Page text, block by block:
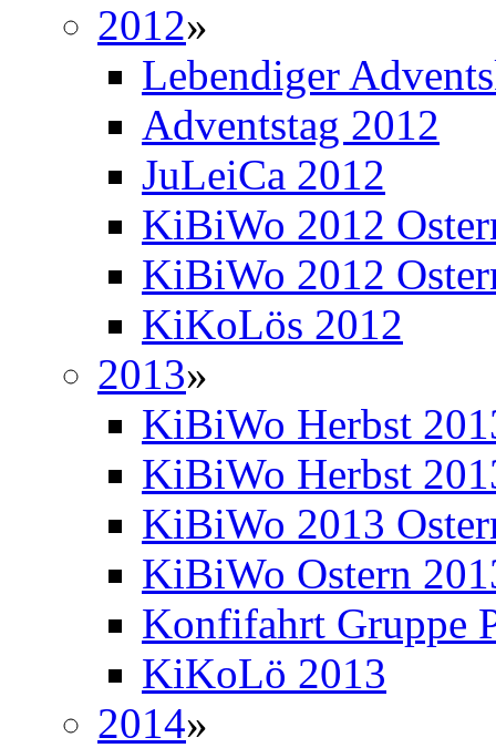
2012»
Lebendiger
Adventstag 2012
JuLeiCa 2012
KiBiWo 2012
KiBiWo 2012
KiKoLös 2012
2013»
KiBiWo Herbst
KiBiWo Herbst
KiBiWo 2013
KiBiWo Ostern
Konfifahrt Gruppe
KiKoLö 2013
2014»